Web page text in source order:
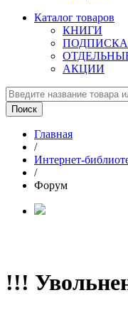
Каталог товаров
КНИГИ
АКЦИИ
Главная
/
Интернет-
/
Форум
!!!